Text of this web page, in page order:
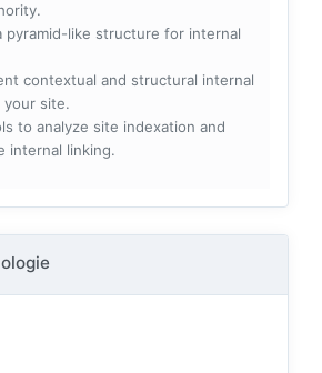
pyramid-like structure for internal
contextual and structural internal
your site.
to analyze site indexation and
internal linking.